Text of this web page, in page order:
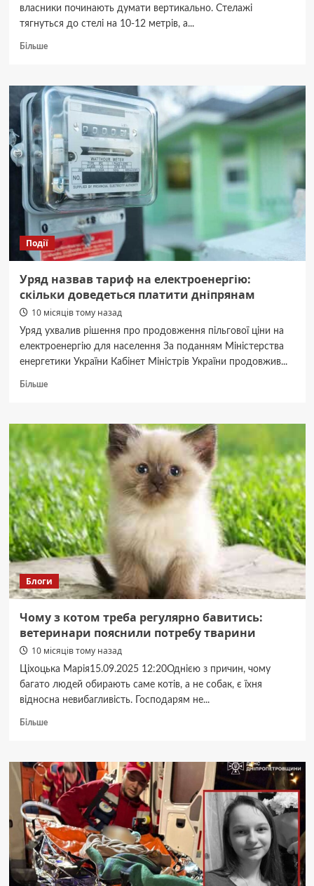
власники починають думати вертикально. Стелажі
тягнуться до стелі на 10-12 метрів, а...
БільшеДокладніше
проходи
на
складі:
яка
техніка
працює
там,
де
не
розминутися
двом
людям
Події
Уряд назвав тариф на електроенергію:
скільки доведеться платити дніпрянам
10 місяців тому назад
Уряд ухвалив рішення про продовження пільгової ціни на
електроенергію для населення За поданням Міністерства
енергетики України Кабінет Міністрів України продовжив...
БільшеДокладніше
назвав
на
електроенергію:
скільки
доведеться
платити
дніпрянам
Блоги
Чому з котом треба регулярно бавитись:
ветеринари пояснили потребу тварини
10 місяців тому назад
Ціхоцька Марія15.09.2025 12:20Однією з причин, чому
багато людей обирають саме котів, а не собак, є їхня
відносна невибагливість. Господарям не...
БільшеДокладніше
з
котом
треба
регулярно
бавитись:
ветеринари
пояснили
потребу
тварини